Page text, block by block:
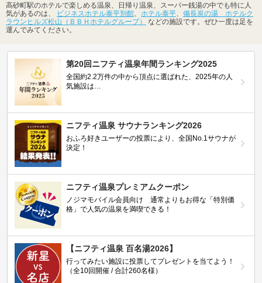
高砂町駅のホテルで楽しめる温泉、日帰り温泉、スーパー銭湯の中でも特に人
気があるのは、
ビジネスホテル泰平別館 ホテル泰平
備長炭の湯 ホテルク
ラウンヒルズ松山（ＢＢＨホテルグループ）
などの施設です。ぜひ一度は足を
運んでみてください。
第20回ニフティ温泉年間ランキング2025
全国約2.2万件の中から頂点に選ばれた、2025年の人
気施設は…
ニフティ温泉 サウナランキング2026
おふろ好きユーザーの投票により、全国No.1サウナが
決定！
ニフティ温泉プレミアムクーポン
ノジマモバイル会員向け 通常よりもお得な「特別価
格」で人気の温泉を満喫できる！
【ニフティ温泉 百名湯2026】
行ってみたい施設に投票してプレゼントを当てよう！
（全10回開催 / 合計260名様）